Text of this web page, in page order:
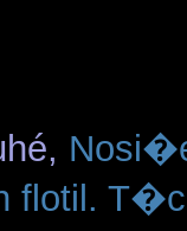
flotil.